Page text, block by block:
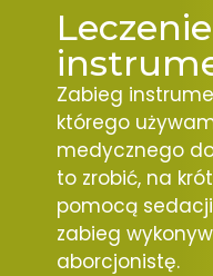
Leczenie
Zabieg
którego
medycznego
to zrobić, na
pomocą
zabieg
aborcjonistę.